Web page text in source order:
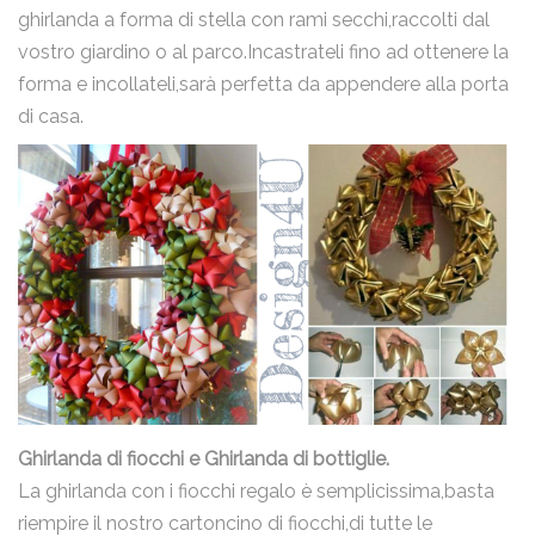
ghirlanda a forma di stella con rami secchi,raccolti dal
vostro giardino o al parco.Incastrateli fino ad ottenere la
forma e incollateli,sarà perfetta da appendere alla porta
di casa.
Ghirlanda di fiocchi e Ghirlanda di bottiglie.
La ghirlanda con i fiocchi regalo è semplicissima,basta
riempire il nostro cartoncino di fiocchi,di tutte le